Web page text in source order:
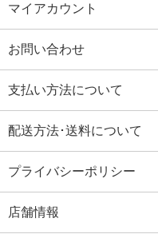
マイアカウント
お問い合わせ
支払い方法について
配送方法･送料について
プライバシーポリシー
店舗情報